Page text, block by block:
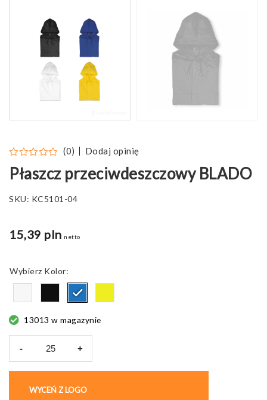
(0) Dodaj opinię
Płaszcz przeciwdeszczowy BLADO
SKU: KC5101-04
15,39 pln netto
Kolor
13013 w magazynie
-
BLADO
+
WYCEŃ Z LOGO